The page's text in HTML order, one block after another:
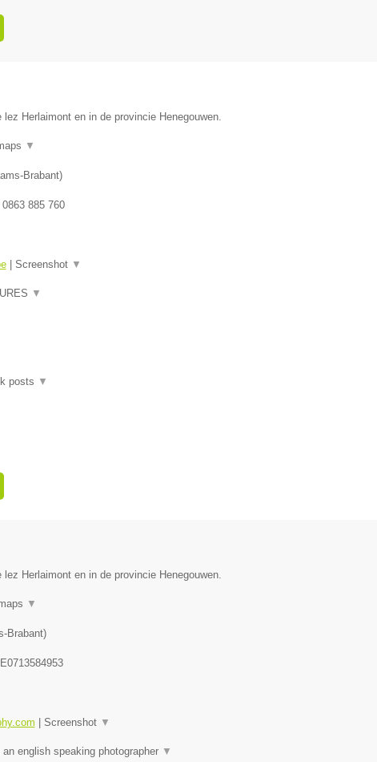
Herlaimont en in de provincie Henegouwen.
▼
Brabant)
0863 885 760
| Screenshot ▼
▼
posts ▼
Herlaimont en in de provincie Henegouwen.
▼
Brabant)
Screenshot ▼
english speaking photographer ▼